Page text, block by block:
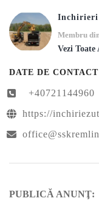
Membru
Vezi
DATE DE
+40721144960
https://
PUBLICĂ ANUNŢ: